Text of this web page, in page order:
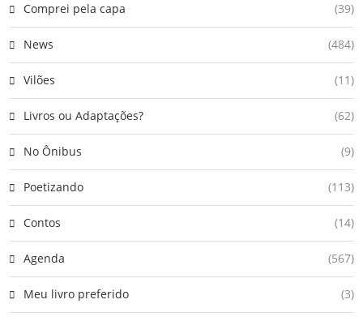
Comprei pela capa (39)
News (484)
Vilões (11)
Livros ou Adaptações? (62)
No Ônibus (9)
Poetizando (113)
Contos (14)
Agenda (567)
Meu livro preferido (3)